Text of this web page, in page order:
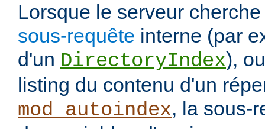
Lorsque le serveur
sous-requête interne (par
d'un DirectoryIndex),
listing du contenu d'un
mod_autoindex, la sous-